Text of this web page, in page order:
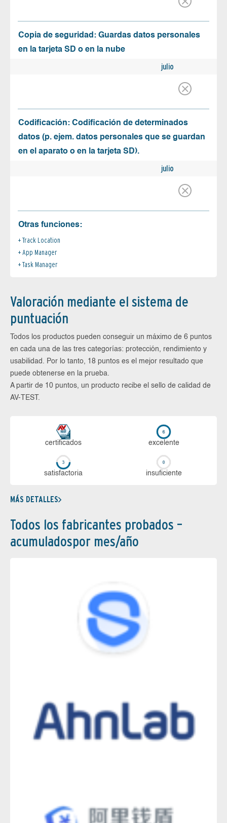
Copia de seguridad: Guardas datos personales
en la tarjeta SD o en la nube
julio
Codificación: Codificación de determinados
datos (p. ejem. datos personales que se guardan
en el aparato o en la tarjeta SD).
julio
Otras funciones:
Track Location
App Manager
Task Manager
Valoración mediante el sistema de
puntuación
Todos los productos pueden conseguir un máximo de 6 puntos
en cada una de las tres categorías: protección, rendimiento y
usabilidad. Por lo tanto, 18 puntos es el mejor resultado que
puede obtenerse en la prueba.
A partir de 10 puntos, un producto recibe el sello de calidad de
AV-TEST.
certi­ficados ex­ce­len­te
sa­tis­fac­to­ria in­su­fi­cien­te
MÁS DETALLES
Todos los fabricantes probados –
acumuladospor mes/año